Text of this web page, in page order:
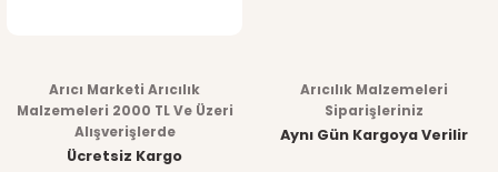
Arıcı Marketi Arıcılık
Malzemeleri 2000 TL Ve Üzeri
Alışverişlerde
Ücretsiz Kargo
Arıcılık Malzemeleri
Siparişleriniz
Aynı Gün Kargoya Verilir